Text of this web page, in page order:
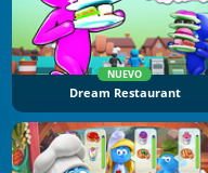
NUEVO
Dream Restaurant